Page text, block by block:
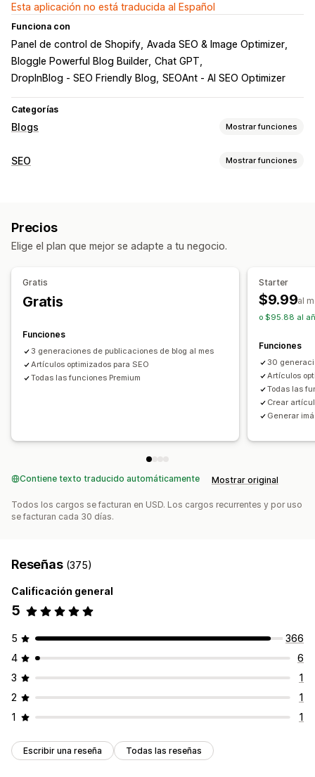
Esta aplicación no está traducida al Español
Funciona con
Panel de control de Shopify Avada SEO & Image Optimizer
Bloggle Powerful Blog Builder Chat GPT
DropInBlog ‑ SEO Friendly Blog SEOAnt ‑ AI SEO Optimizer
Categorías
Blogs Mostrar funciones
Creación de contenido
SEO
Optimización de palabras clave
Análisis SEO
SEO Mostrar funciones
Precios
Elige el plan que mejor se adapte a tu negocio.
Gratis
Gratis
Funciones
3 generaciones de publicaciones de blog al mes
Artículos optimizados para SEO
Todas las funciones Premium
Starter
$9.99al
o $95.88 al
Funciones
30
Artículos
Todas las
Crear
Generar
Contiene texto traducido automáticamente Mostrar original
Todos los cargos se facturan en USD. Los cargos recurrentes y por uso
se facturan cada 30 días.
Reseñas (375)
Calificación general
5
5
366
4
6
3
1
2
1
1
1
Escribir una reseña Todas las reseñas